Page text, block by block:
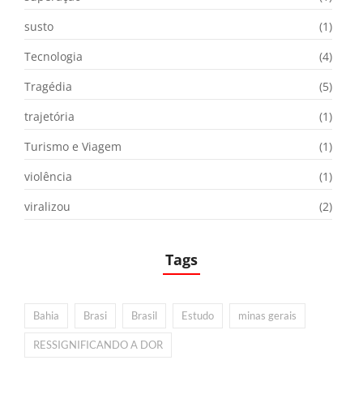
susto
(1)
Tecnologia
(4)
Tragédia
(5)
trajetória
(1)
Turismo e Viagem
(1)
violência
(1)
viralizou
(2)
Tags
Bahia Brasi Brasil Estudo minas gerais
RESSIGNIFICANDO A DOR